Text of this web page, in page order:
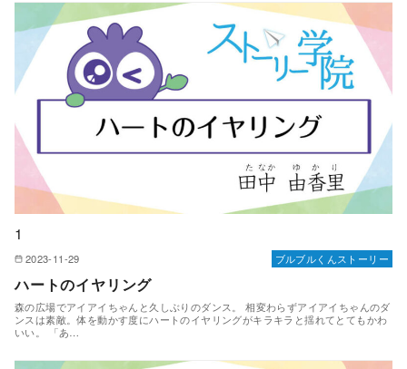
1
2023-11-29 ブルブルくんストーリー
ハートのイヤリング
森の広場でアイアイちゃんと久しぶりのダンス。 相変わらずアイアイちゃんのダ
ンスは素敵。体を動かす度にハートのイヤリングがキラキラと揺れてとてもかわ
いい。 「あ…